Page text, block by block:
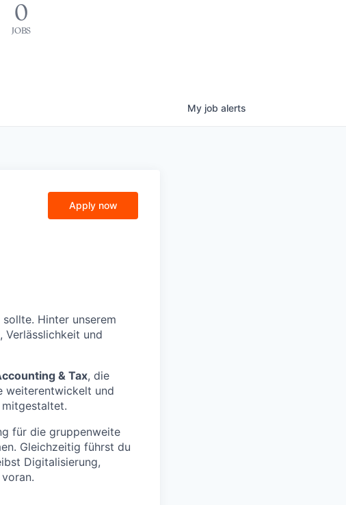
0
JOBS
My job alerts
Apply now
Hinter unserem
Verlässlichkeit und
& Tax, die
weiterentwickelt und
für die gruppenweite
Gleichzeitig führst du
Digitalisierung,